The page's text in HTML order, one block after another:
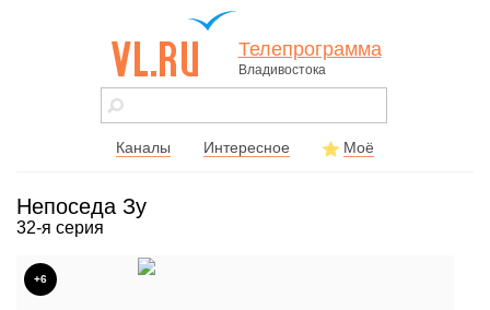
vl.ru - сайт
города
Телепрограмма
Владивостока
Каналы Интересное Моё
Непоседа Зу
32-я серия
+6